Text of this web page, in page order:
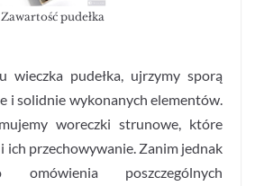
Zawartość pudełka
wieczka pudełka, ujrzymy sporą
i solidnie wykonanych elementów.
woreczki strunowe, które
ich przechowywanie. Zanim jednak
omówienia poszczególnych